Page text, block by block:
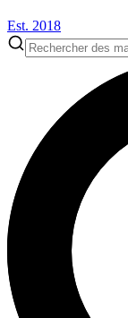
Est. 2018